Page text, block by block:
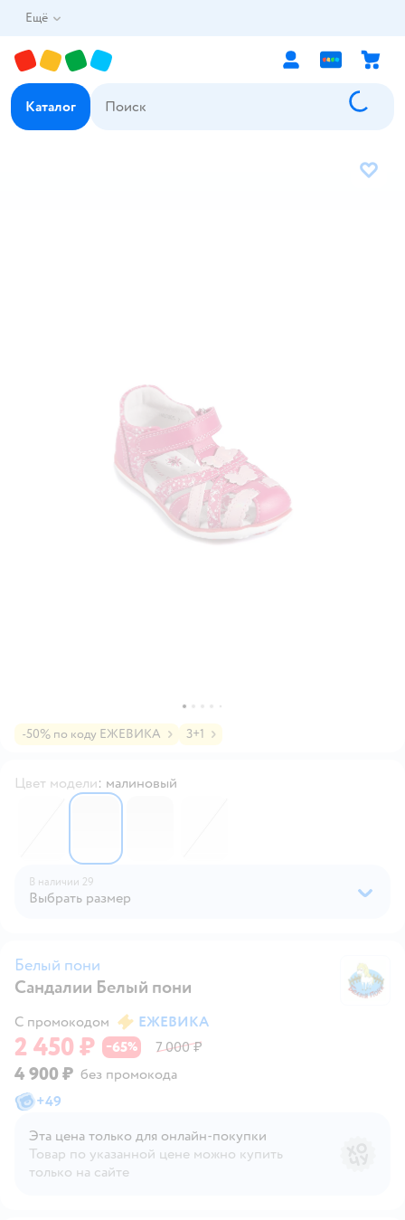
Ещё
Каталог
В
-50% по коду ЕЖЕВИКА 3+1
Цвет модели: малиновый
61948866194887
В наличии 29
Выбрать размер
Белый пони
Сандалии Белый пони
С промокодом
ЕЖЕВИКА
2 450 ₽ −65% 7 000 ₽
4 900 ₽ без промокода
+49
Эта цена только для онлайн‑покупки
Товар по указанной цене можно купить
только на сайте